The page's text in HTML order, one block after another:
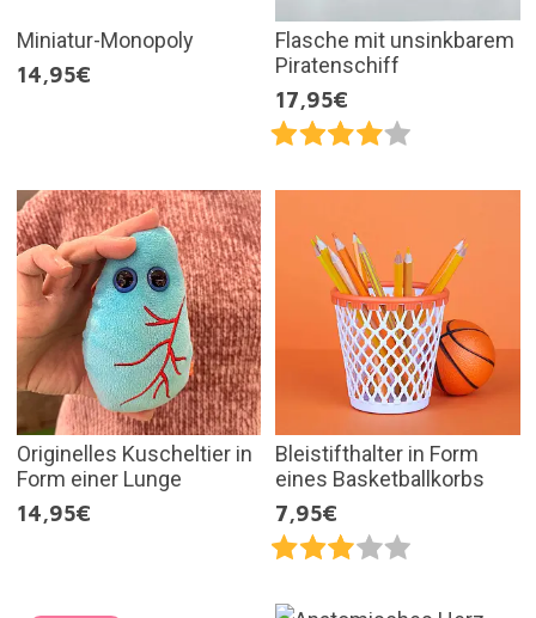
Miniatur-Monopoly
14,95€
Flasche mit unsinkbarem
Piratenschiff
17,95€
Originelles Kuscheltier in
Form einer Lunge
14,95€
Bleistifthalter in Form
eines Basketballkorbs
7,95€